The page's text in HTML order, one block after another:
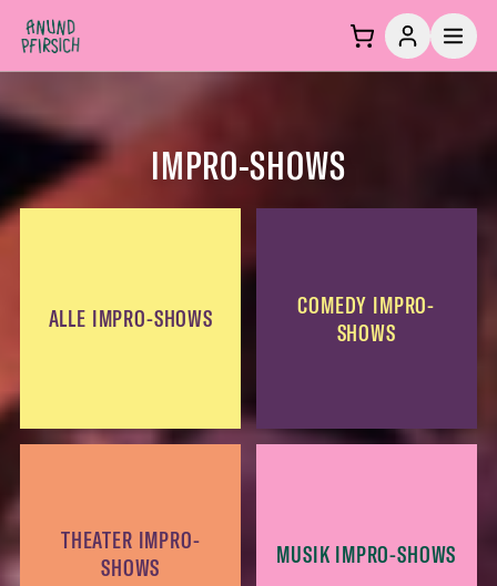
Zum Inhalt springen
IMPRO-SHOWS
ALLE IMPRO-SHOWS
COMEDY IMPRO-
SHOWS
THEATER IMPRO-
SHOWS
MUSIK IMPRO-SHOWS